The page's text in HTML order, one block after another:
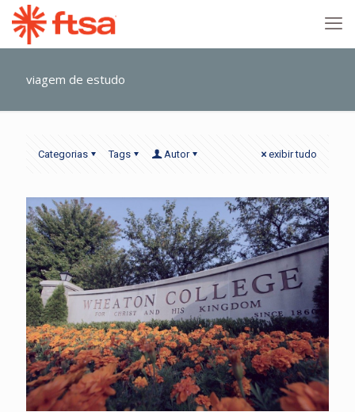
viagem de estudo
Categorias Tags Autor exibir tudo